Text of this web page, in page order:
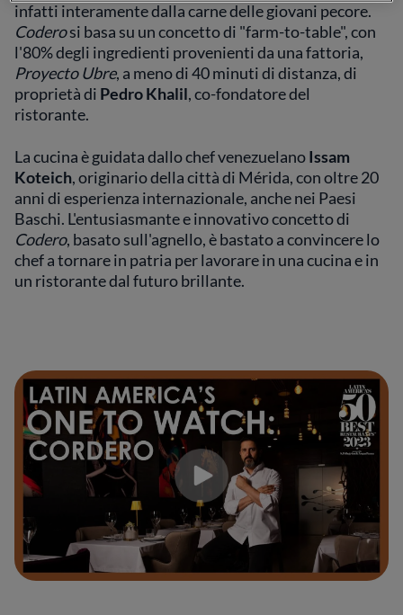
infatti interamente dalla carne delle giovani pecore.
Coderosi basa su un concetto di "farm-to-table", con
l'80% degli ingredienti provenienti da una fattoria,
Proyecto Ubre, a meno di 40 minuti di distanza, di
proprietà di Pedro Khalil, co-fondatore del
ristorante.
La cucina è guidata dallo chef venezuelanoIssam
Koteich, originario della città di Mérida, con oltre 20
anni di esperienza internazionale, anche nei Paesi
Baschi. L'entusiasmante e innovativo concetto di
Codero, basato sull'agnello, è bastato a convincere lo
chef a tornare in patria per lavorare in una cucina e in
un ristorante dal futuro brillante.